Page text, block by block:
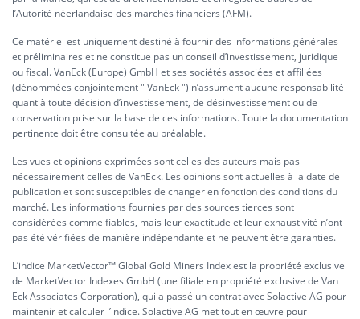
l’Autorité néerlandaise des marchés financiers (AFM).
Ce matériel est uniquement destiné à fournir des informations générales
et préliminaires et ne constitue pas un conseil d’investissement, juridique
ou fiscal. VanEck (Europe) GmbH et ses sociétés associées et affiliées
(dénommées conjointement " VanEck ") n’assument aucune responsabilité
quant à toute décision d’investissement, de désinvestissement ou de
conservation prise sur la base de ces informations. Toute la documentation
pertinente doit être consultée au préalable.
Les vues et opinions exprimées sont celles des auteurs mais pas
nécessairement celles de VanEck. Les opinions sont actuelles à la date de
publication et sont susceptibles de changer en fonction des conditions du
marché. Les informations fournies par des sources tierces sont
considérées comme fiables, mais leur exactitude et leur exhaustivité n’ont
pas été vérifiées de manière indépendante et ne peuvent être garanties.
L’indice MarketVector™ Global Gold Miners Index est la propriété exclusive
de MarketVector Indexes GmbH (une filiale en propriété exclusive de Van
Eck Associates Corporation), qui a passé un contrat avec Solactive AG pour
maintenir et calculer l’indice. Solactive AG met tout en œuvre pour